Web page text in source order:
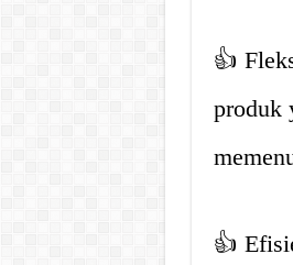
👍
produk
👍